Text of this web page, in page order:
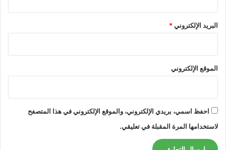
البريد الإلكتروني*
الموقع الإلكتروني
احفظ اسمي، بريدي الإلكتروني، والموقع الإلكتروني في هذا المتصفح
لاستخدامها المرة المقبلة في تعليقي.